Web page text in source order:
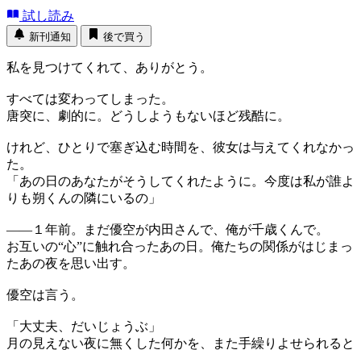
試し読み
新刊通知 後で買う
私を見つけてくれて、ありがとう。
すべては変わってしまった。
唐突に、劇的に。どうしようもないほど残酷に。
けれど、ひとりで塞ぎ込む時間を、彼女は与えてくれなかっ
た。
「あの日のあなたがそうしてくれたように。今度は私が誰よ
りも朔くんの隣にいるの」
――１年前。まだ優空が内田さんで、俺が千歳くんで。
お互いの“心”に触れ合ったあの日。俺たちの関係がはじまっ
たあの夜を思い出す。
優空は言う。
「大丈夫、だいじょうぶ」
月の見えない夜に無くした何かを、また手繰りよせられると